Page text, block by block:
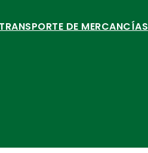
DE MERCANCÍAS